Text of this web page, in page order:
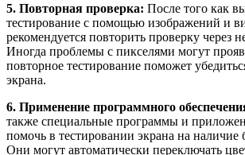
5. Повторная проверка: После того как
тестирование с помощью изображений и
рекомендуется повторить проверку через
Иногда проблемы с пикселями могут
повторное тестирование поможет
экрана.
6. Применение программного
также специальные программы и
помочь в тестировании экрана на наличие
Они могут автоматически переключать